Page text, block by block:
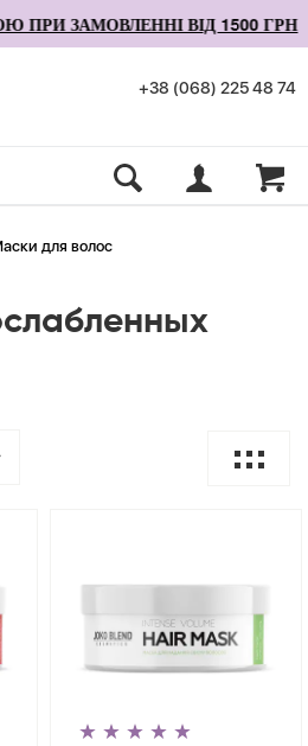
ЗАМОВЛЕННІ ВІД 1500 ГРН
+38 (068) 225 48 74
для волос